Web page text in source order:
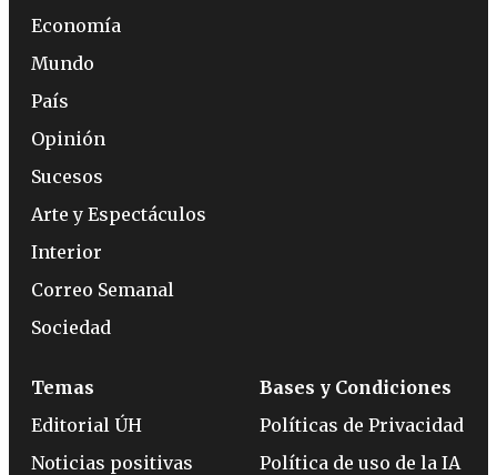
Economía
Mundo
País
Opinión
Sucesos
Arte y Espectáculos
Interior
Correo Semanal
Sociedad
Temas
Editorial ÚH
Noticias positivas
Bases y Condiciones
Políticas de Privacidad
Política de uso de la IA